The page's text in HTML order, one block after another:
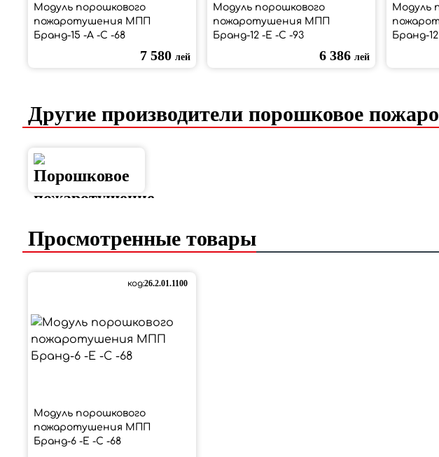
Модуль порошкового
пожаротушения МПП
Бранд-15 -А -С -68
7 580 лей
Модуль порошкового
пожаротушения МПП
Бранд-12 -Е -С -93
6 386 лей
Модуль
Бранд-
Другие производители порошковое
Просмотренные товары
код:26.2.01.1100
Модуль порошкового
пожаротушения МПП
Бранд-6 -Е -С -68